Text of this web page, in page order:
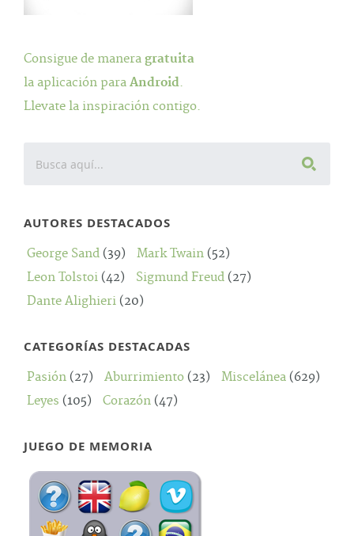
Consigue de manera gratuita
la aplicación para Android.
Llevate la inspiración contigo.
AUTORES DESTACADOS
George Sand (39) Mark Twain (52)
Leon Tolstoi (42) Sigmund Freud (27)
Dante Alighieri (20)
CATEGORÍAS DESTACADAS
Pasión (27) Aburrimiento (23) Miscelánea (629)
Leyes (105) Corazón (47)
JUEGO DE MEMORIA